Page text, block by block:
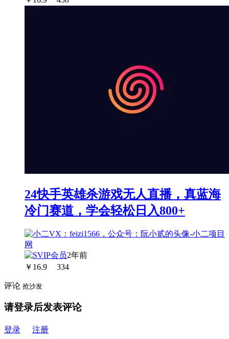
24快手英雄杀游戏无人直播，真蓝海
冷门赛道，学会轻松日入800+
2年前
￥ 16.9 334
评论 抢沙发
请登录后发表评论
登录 注册